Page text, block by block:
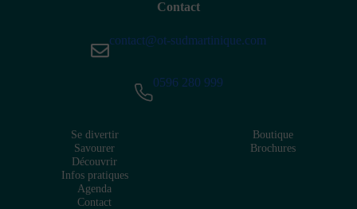
Contact
contact@ot-sudmartinique.com
0596 280 999
Se divertir
Savourer
Découvrir
Infos pratiques
Agenda
Contact
Boutique
Brochures